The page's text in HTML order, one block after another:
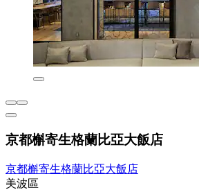
京都槲寄生格蘭比亞大飯店
京都槲寄生格蘭比亞大飯店
美波區